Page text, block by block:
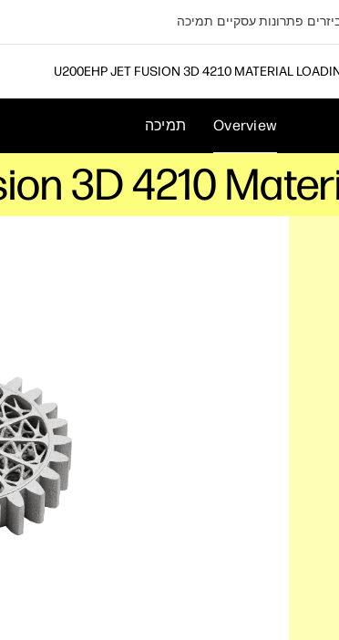
פתרונות עסקיים תמיכה
HP JET FUSION 3D 4210 MATERIAL
Overview תמיכה
3D 4210